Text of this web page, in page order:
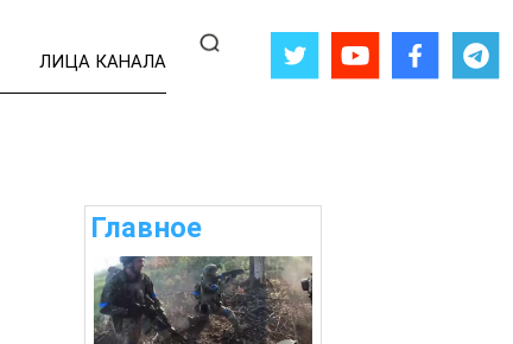
ЛИЦА КАНАЛА
Главное